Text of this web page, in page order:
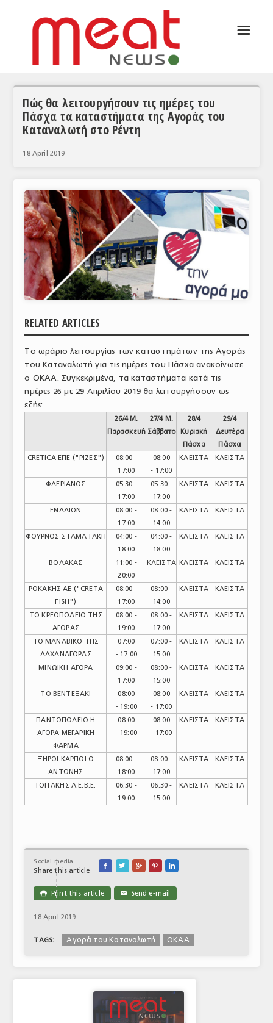
ΣΥΝΕΝΤΕΥΞΕΙΣ
ΚΟΣΜΟΣ
ΕΙΔΗΣΕΙΣ
ΕΥΡΩΠΑΪΚΕΣ ΑΠΟΦΑΣΕΙΣ
ΘΕΜΑΤΑ
ΑΝΑΛΥΣΕΙΣ
ΣΦΑΓΕΙΑ
ΠΡΩΤΕΣ ΥΛΕΣ
ΕΞΟΠΛΙΣΜΟΣ
ΕΜΠΟΡΙΚΟΙ ΑΝΤΙΠΡΟΣΩΠΟΙ
ΝΟΜΟΘΕΣΙΑ
ΕΛΛΗΝΙΚΗ ΝΟΜΟΘΕΣΙΑ
ΕΥΡΩΠΑΪΚΗ ΝΟΜΟΘΕΣΙΑ
ΤΟ ΠΕΡΙΟΔΙΚΟ
Profile
ΑΡΧΕΙΟ ΤΕΥΧΩΝ
ΣΥΝΕΔΡΙΟ ΚΡΕΑΤΟΣ
☰
Πώς θα λειτουργήσουν τις ημέρες του
Πάσχα τα καταστήματα της Αγοράς του
Καταναλωτή στο Ρέντη
18 April 2019
RELATED ARTICLES
Το ωράριο λειτουργίας των καταστημάτων της Αγοράς
του Καταναλωτή για τις ημέρες του Πάσχα ανακοίνωσε
ο ΟΚΑΑ. Συγκεκριμένα, τα καταστήματα κατά τις
ημέρες 26 με 29 Απριλίου 2019 θα λειτουργήσουν ως
εξής:
26/4 Μ.
Παρασκευή
27/4 Μ.
Σάββατο
28/4
Κυριακή
Πάσχα
29/4
Δευτέρα
Πάσχα
CRETICA ΕΠΕ ("ΡΙΖΕΣ")
08:00 -
17:00
08:00
- 17:00
ΚΛΕΙΣΤΑ ΚΛΕΙΣΤΑ
ΦΛΕΡΙΑΝΟΣ
05:30 -
17:00
05:30 -
17:00
ΚΛΕΙΣΤΑ ΚΛΕΙΣΤΑ
ΕΝΑΛΙΟΝ
08:00 -
17:00
08:00 -
14:00
ΚΛΕΙΣΤΑ ΚΛΕΙΣΤΑ
ΦΟΥΡΝΟΣ ΣΤΑΜΑΤΑΚΗ
04:00 -
18:00
04:00 -
18:00
ΚΛΕΙΣΤΑ ΚΛΕΙΣΤΑ
ΒΟΛΑΚΑΣ
11:00 -
20:00
ΚΛΕΙΣΤΑ ΚΛΕΙΣΤΑ ΚΛΕΙΣΤΑ
ΡΟΚΑΚΗΣ ΑΕ ("CRETA
FISH")
08:00 -
17:00
08:00 -
14:00
ΚΛΕΙΣΤΑ ΚΛΕΙΣΤΑ
ΤΟ ΚΡΕΟΠΩΛΕΙΟ ΤΗΣ
ΑΓΟΡΑΣ
08:00 -
19:00
08:00 -
17:00
ΚΛΕΙΣΤΑ ΚΛΕΙΣΤΑ
ΤΟ ΜΑΝΑΒΙΚΟ ΤΗΣ
ΛΑΧΑΝΑΓΟΡΑΣ
07:00
- 17:00
07:00 -
15:00
ΚΛΕΙΣΤΑ ΚΛΕΙΣΤΑ
ΜΙΝΩΙΚΗ ΑΓΟΡΑ
09:00 -
17:00
08:00 -
15:00
ΚΛΕΙΣΤΑ ΚΛΕΙΣΤΑ
ΤΟ ΒΕΝΤΕΞΑΚΙ
08:00
- 19:00
08:00
- 17:00
ΚΛΕΙΣΤΑ ΚΛΕΙΣΤΑ
ΠΑΝΤΟΠΩΛΕΙΟ Η
ΑΓΟΡΑ ΜΕΓΑΡΙΚΗ
ΦΑΡΜΑ
08:00
- 19:00
08:00
- 17:00
ΚΛΕΙΣΤΑ ΚΛΕΙΣΤΑ
ΞΗΡΟΙ ΚΑΡΠΟΙ Ο
ΑΝΤΩΝΗΣ
08:00 -
18:00
08:00 -
17:00
ΚΛΕΙΣΤΑ ΚΛΕΙΣΤΑ
ΓΟΓΓΑΚΗΣ Α.Ε.Β.Ε.
06:30 -
19:00
06:30 -
15:00
ΚΛΕΙΣΤΑ ΚΛΕΙΣΤΑ
Social media
Share this article
    
 Print this article ✉ Send e-mail
18 April 2019
TAGS: Αγορά του Καταναλωτή ΟΚΑΑ